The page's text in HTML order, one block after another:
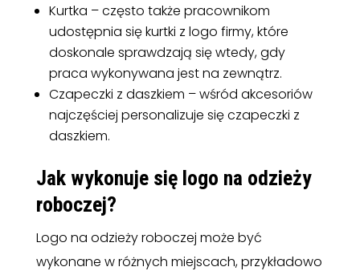
Kurtka – często także pracownikom
udostępnia się kurtki z logo firmy, które
doskonale sprawdzają się wtedy, gdy
praca wykonywana jest na zewnątrz.
Czapeczki z daszkiem – wśród akcesoriów
najczęściej personalizuje się czapeczki z
daszkiem.
Jak wykonuje się logo na odzieży
roboczej?
Logo na odzieży roboczej może być
wykonane w różnych miejscach, przykładowo